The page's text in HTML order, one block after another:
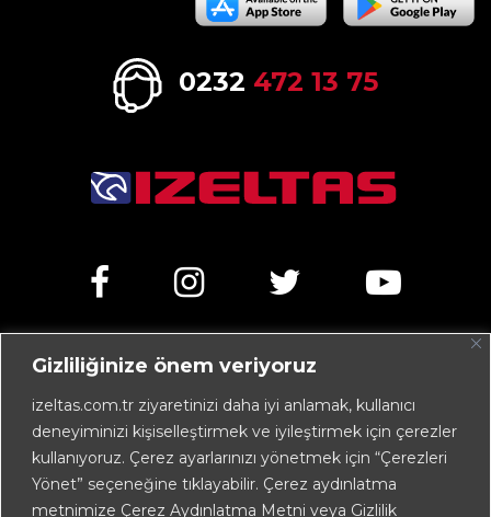
Gizliliğinize önem veriyoruz
izeltas.com.tr ziyaretinizi daha iyi anlamak, kullanıcı
deneyiminizi kişiselleştirmek ve iyileştirmek için çerezler
kullanıyoruz. Çerez ayarlarınızı yönetmek için “Çerezleri
Yönet” seçeneğine tıklayabilir. Çerez aydınlatma
metnimize Çerez Aydınlatma Metni veya Gizlilik
0232 472 13 75
TÜRKİYE
+90 232 472 13 75 (pbx)
+90 232 472 13 78